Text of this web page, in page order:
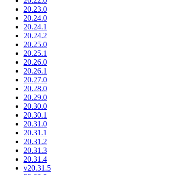
20.23.0
20.24.0
20.24.1
20.24.2
20.25.0
20.25.1
20.26.0
20.26.1
20.27.0
20.28.0
20.29.0
20.30.0
20.30.1
20.31.0
20.31.1
20.31.2
20.31.3
20.31.4
v20.31.5